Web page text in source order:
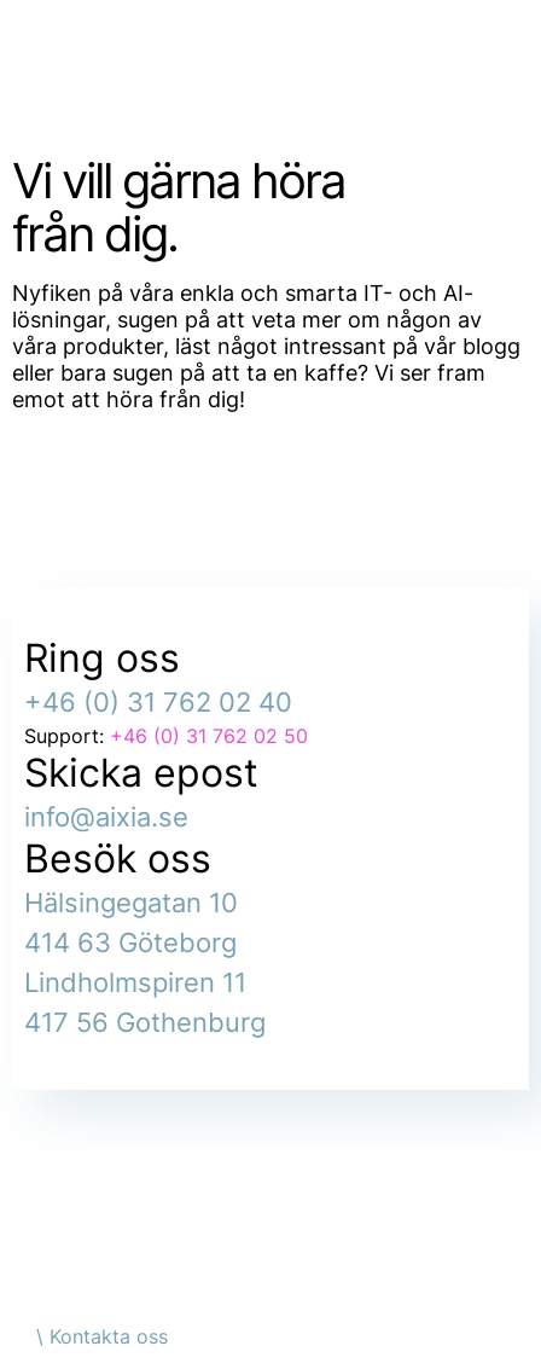
Vi vill gärna höra
från dig.
Nyfiken på våra enkla och smarta IT- och AI-
lösningar, sugen på att veta mer om någon av
våra produkter, läst något intressant på vår blogg
eller bara sugen på att ta en kaffe? Vi ser fram
emot att höra från dig!
Ring oss
+46 (0) 31 762 02 40
Support: +46 (0) 31 762 02 50
Skicka epost
info@aixia.se
Besök oss
Hälsingegatan 10
414 63 Göteborg
Lindholmspiren 11
417 56 Gothenburg
\ Kontakta oss